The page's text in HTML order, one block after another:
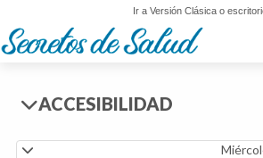
Ir a Versión Clásica o
ACCESIBILIDAD